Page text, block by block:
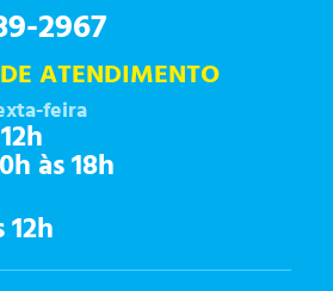
2967
ATENDIMENTO
feira
às 18h
12h